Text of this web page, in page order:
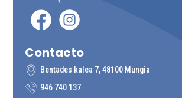
Contacto
Bentades kalea 7, 48100 Mungia
946 740 137